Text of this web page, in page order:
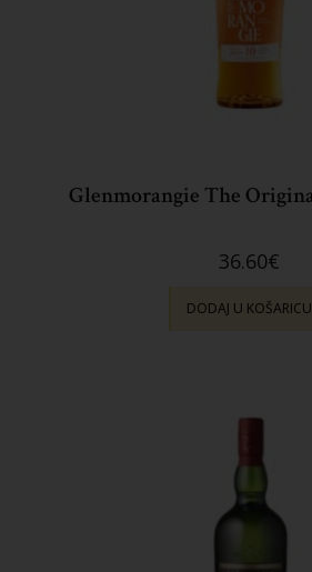
Glenmorangie The
36.60€
DODAJ U KOŠARICU